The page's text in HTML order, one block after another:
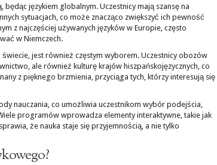
będąc językiem globalnym. Uczestnicy mają szansę na
sytuacjach, co może znacząco zwiększyć ich pewność
z najczęściej używanych języków w Europie, często
w Niemczech.
jest również częstym wyborem. Uczestnicy obozów
ale również kulturę krajów hiszpańskojęzycznych, co
z pięknego brzmienia, przyciąga tych, którzy interesują się
nauczania, co umożliwia uczestnikom wybór podejścia,
programów wprowadza elementy interaktywne, takie jak
że nauka staje się przyjemnością, a nie tylko